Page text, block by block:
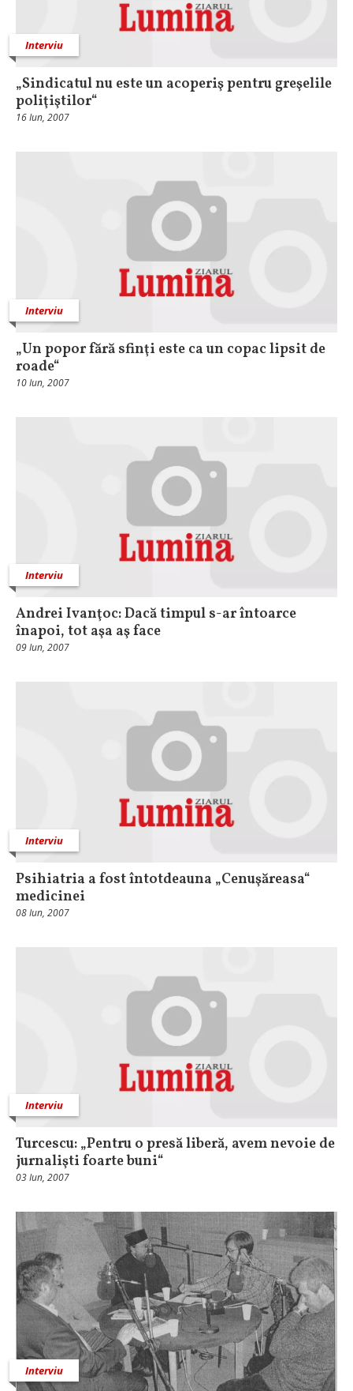
Interviu
„Sindicatul nu este un acoperiş pentru greşelile
poliţiştilor“
16 Iun, 2007
Interviu
„Un popor fără sfinţi este ca un copac lipsit de
roade“
10 Iun, 2007
Interviu
Andrei Ivanţoc: Dacă timpul s-ar întoarce
înapoi, tot aşa aş face
09 Iun, 2007
Interviu
Psihiatria a fost întotdeauna „Cenuşăreasa“
medicinei
08 Iun, 2007
Interviu
Turcescu: „Pentru o presă liberă, avem nevoie de
jurnalişti foarte buni“
03 Iun, 2007
Interviu